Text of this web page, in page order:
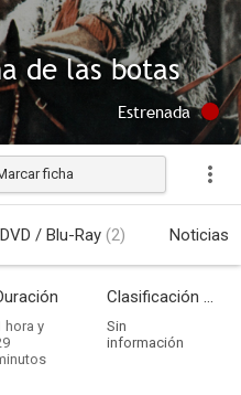
de las botas
Estrenada
ficha
DVD / Blu-Ray (2) Noticias
hora y
Clasificación por edades
Sin
información